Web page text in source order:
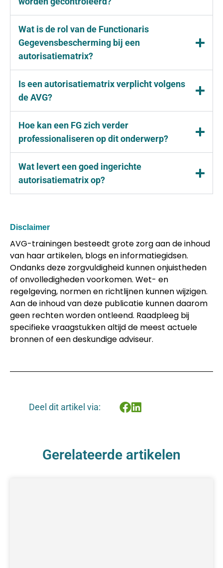
Wat is de rol van de Functionaris
Gegevensbescherming bij een
autorisatiematrix?
Is een autorisatiematrix verplicht volgens
de AVG?
Hoe kan een FG zich verder
professionaliseren op dit onderwerp?
Wat levert een goed ingerichte
autorisatiematrix op?
Disclaimer
AVG-trainingen besteedt grote zorg aan de inhoud
van haar artikelen, blogs en informatiegidsen.
Ondanks deze zorgvuldigheid kunnen onjuistheden
of onvolledigheden voorkomen. Wet- en
regelgeving, normen en richtlijnen kunnen wijzigen.
Aan de inhoud van deze publicatie kunnen daarom
geen rechten worden ontleend. Raadpleeg bij
specifieke vraagstukken altijd de meest actuele
bronnen of een deskundige adviseur.
Deel dit artikel via:
Gerelateerde artikelen